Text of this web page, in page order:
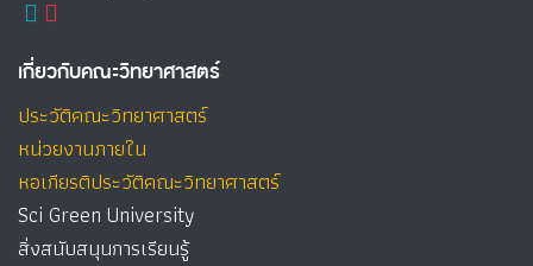
เกี่ยวกับคณะวิทยาศาสตร์
ประวัติคณะวิทยาศาสตร์
หน่วยงานภายใน
หอเกียรติประวัติคณะวิทยาศาสตร์
Sci Green University
สิ่งสนับสนุนการเรียนรู้